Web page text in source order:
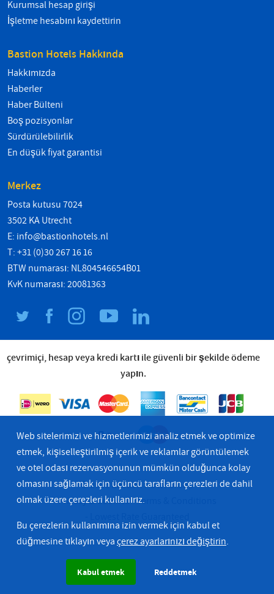
Kurumsal hesap girişi
İşletme hesabını kaydettirin
Bastion Hotels Hakkında
Hakkımızda
Haberler
Haber Bülteni
Boş pozisyonlar
Sürdürülebilirlik
En düşük fiyat garantisi
Merkez
Posta kutusu 7024
3502 KA Utrecht
E: info@bastionhotels.nl
T: +31 (0)30 267 16 16
BTW numarası: NL804546654B01
KvK numarası: 20081363
çevrimiçi, hesap veya kredi kartı ile güvenli bir şekilde ödeme
yapın.
© 2026 Bastion Hotel Group
Privacy & Cookies Terms & Conditions
Web sitelerimizi ve hizmetlerimizi analiz etmek ve optimize
etmek, kişiselleştirilmiş içerik ve reklamlar görüntülemek
ve otel odası rezervasyonunun mümkün olduğunca kolay
olmasını sağlamak için üçüncü tarafların çerezleri de dahil
olmak üzere çerezleri kullanırız.
Bu çerezlerin kullanımına izin vermek için kabul et
düğmesine tıklayın veyaçerez ayarlarınızı değiştirin.
Kabul etmek Reddetmek